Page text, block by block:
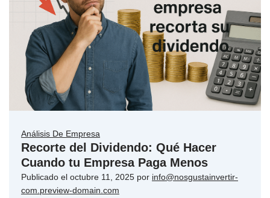
Análisis De Empresa
Recorte del Dividendo: Qué Hacer
Cuando tu Empresa Paga Menos
Publicado el octubre 11, 2025 por info@nosgustainvertir-
com.preview-domain.com